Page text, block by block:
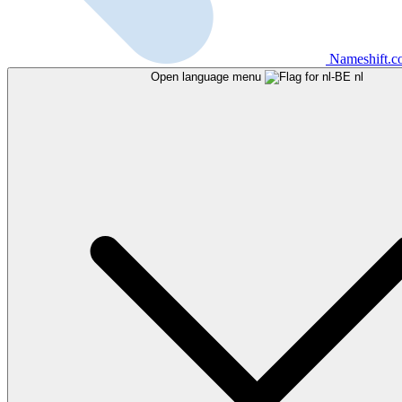
Open language menu nl